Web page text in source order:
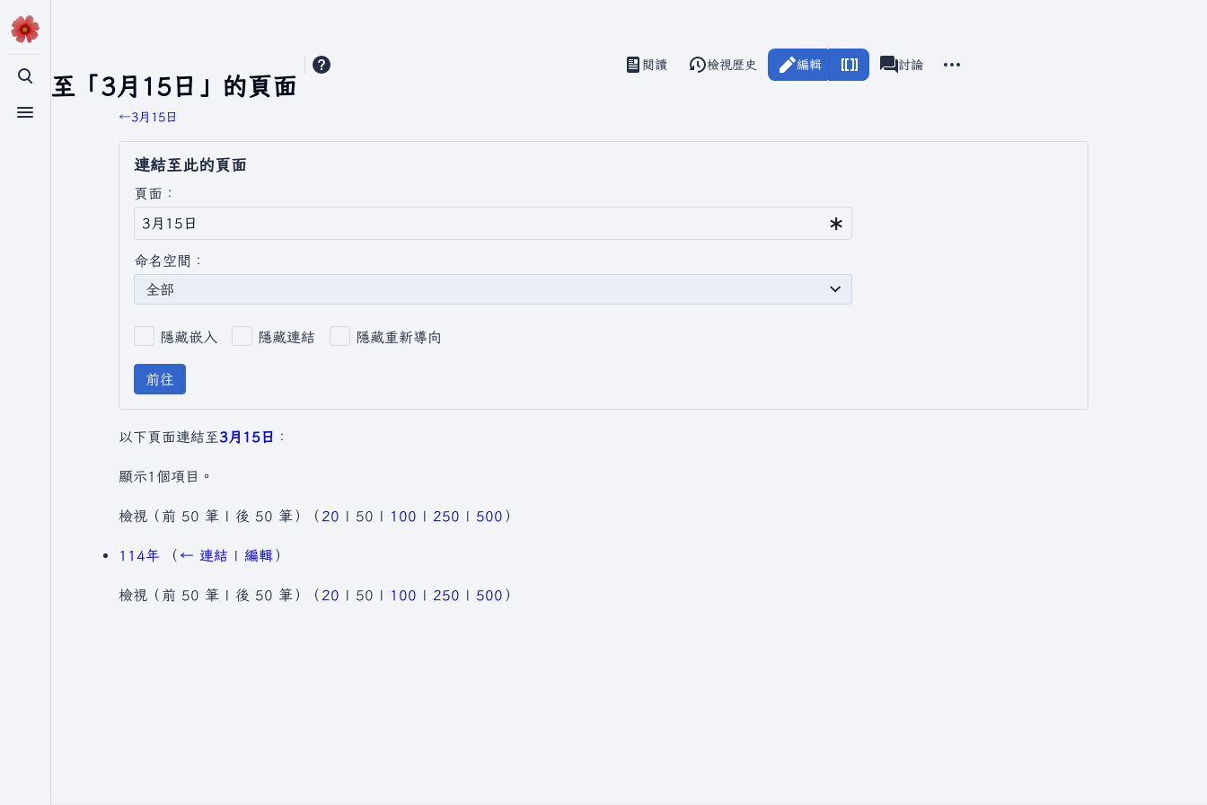
切換搜尋
切換選單
連結至「3月15日」的頁面
視圖閱讀 編輯
檢視歷史 associated-pages
頁面
討論
←3月15日
連結至此的頁面
頁面：
命名空間：
全部
隱藏嵌入 隱藏連結 隱藏重新導向
前往
以下頁面連結至3月15日 ：
顯示1個項目。
檢視（ 前 50 筆 | 後 50 筆 ）（ 20 | 50 | 100 | 250 | 500 ）
114年 （ ← 連結 | 編輯）
檢視（ 前 50 筆 | 後 50 筆 ）（ 20 | 50 | 100 | 250 | 500 ）